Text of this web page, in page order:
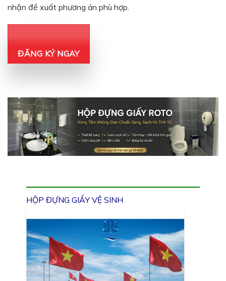
nhận đề xuất phương án phù hợp.
ĐĂNG KÝ NGAY
HỘP ĐỰNG GIẤY VỆ SINH